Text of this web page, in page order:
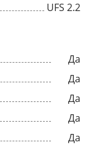
UFS 2.2
Да
Да
Да
Да
Да